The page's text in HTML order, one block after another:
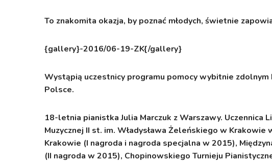
To znakomita okazja, by poznać młodych, świetnie
{gallery}-2016/06-19-ZK{/gallery}
Wystąpią uczestnicy programu pomocy wybitnie
Polsce.
18-letnia pianistka Julia Marczuk z Warszawy. Uczennica
Muzycznej II st. im. Władysława Żeleńskiego w
Krakowie (I nagroda i nagroda specjalna w 2015),
(II nagroda w 2015), Chopinowskiego Turnieju